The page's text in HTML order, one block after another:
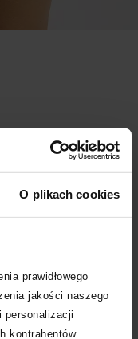
O plikach cookies
prawidłowego
jakości naszego
personalizacji
kontrahentówod 0 zł